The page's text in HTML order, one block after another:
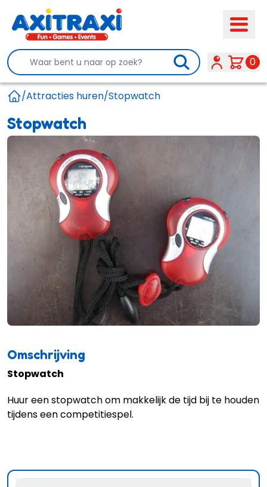
Search 0
/Attracties huren/Stopwatch
Stopwatch
Omschrijving
Stopwatch
Huur een stopwatch om makkelijk de tijd bij te houden
tijdens een competitiespel.